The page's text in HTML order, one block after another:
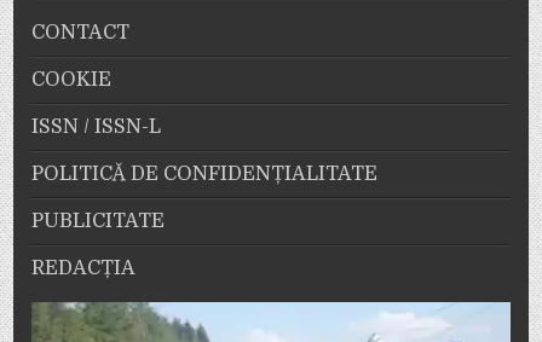
CONTACT
COOKIE
ISSN / ISSN-L
POLITICĂ DE CONFIDENȚIALITATE
PUBLICITATE
REDACȚIA